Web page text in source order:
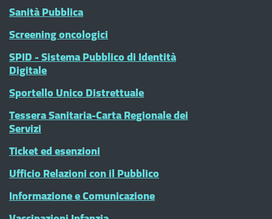
Sanità Pubblica
Screening oncologici
SPID - Sistema Pubblico di Identità
Digitale
Sportello Unico Distrettuale
Tessera Sanitaria-Carta Regionale dei
Servizi
Ticket ed esenzioni
Ufficio Relazioni con il Pubblico
Informazione e Comunicazione